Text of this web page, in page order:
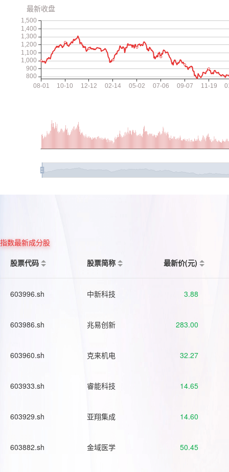
指数最新成分股
股票代码
股票简称 最新价(元)
603996.sh 中新科技 3.88
603986.sh 兆易创新 283.00
603960.sh 克来机电 32.27
603933.sh 睿能科技 14.65
603929.sh 亚翔集成 14.60
603882.sh 金域医学 50.45